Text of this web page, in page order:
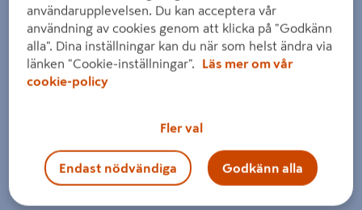
användarupplevelsen. Du kan acceptera vår
användning av cookies genom att klicka på "Godkänn
alla". Dina inställningar kan du när som helst ändra via
länken "Cookie-inställningar".
Läs mer om vår
cookie-policy
Fler val
Endast nödvändiga Godkänn alla